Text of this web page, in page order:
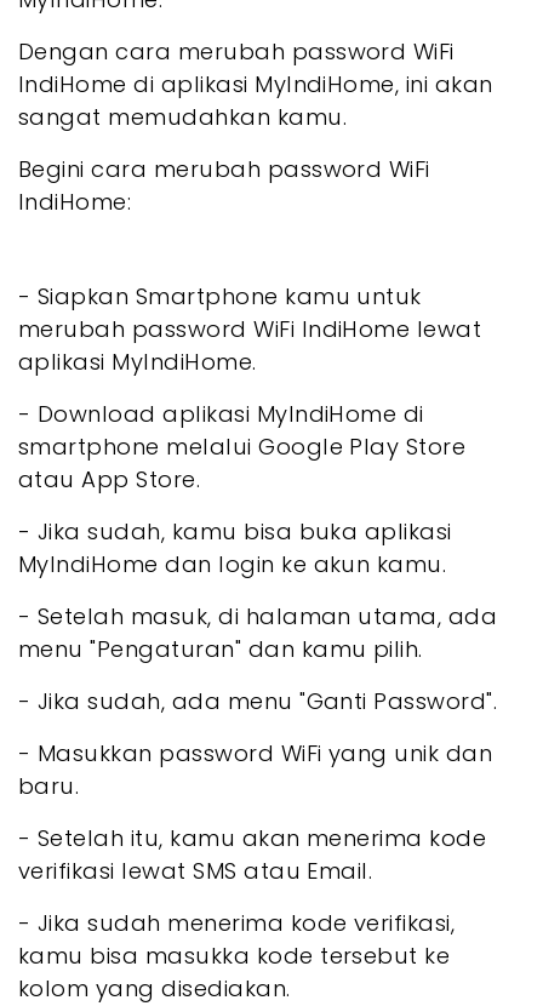
Dengan cara merubah password WiFi
IndiHome di aplikasi MyIndiHome, ini akan
sangat memudahkan kamu.
Begini cara merubah password WiFi
IndiHome:
- Siapkan Smartphone kamu untuk
merubah password WiFi IndiHome lewat
aplikasi MyIndiHome.
- Download aplikasi MyIndiHome di
smartphone melalui Google Play Store
atau App Store.
- Jika sudah, kamu bisa buka aplikasi
MyIndiHome dan login ke akun kamu.
- Setelah masuk, di halaman utama, ada
menu "Pengaturan" dan kamu pilih.
- Jika sudah, ada menu "Ganti Password".
- Masukkan password WiFi yang unik dan
baru.
- Setelah itu, kamu akan menerima kode
verifikasi lewat SMS atau Email.
- Jika sudah menerima kode verifikasi,
kamu bisa masukka kode tersebut ke
kolom yang disediakan.